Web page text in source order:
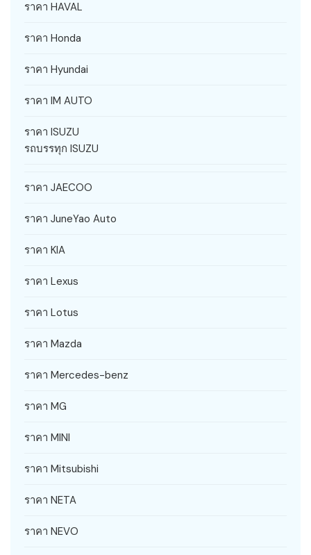
ราคา HAVAL
ราคา Honda
ราคา Hyundai
ราคา IM AUTO
ราคา ISUZU
รถบรรทุก ISUZU
ราคา JAECOO
ราคา JuneYao Auto
ราคา KIA
ราคา Lexus
ราคา Lotus
ราคา Mazda
ราคา Mercedes-benz
ราคา MG
ราคา MINI
ราคา Mitsubishi
ราคา NETA
ราคา NEVO